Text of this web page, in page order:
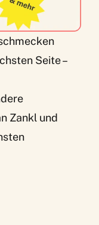
Seite –
Zankl und